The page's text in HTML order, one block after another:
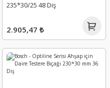
235*30/25 48 Diş
2.905,47 ₺